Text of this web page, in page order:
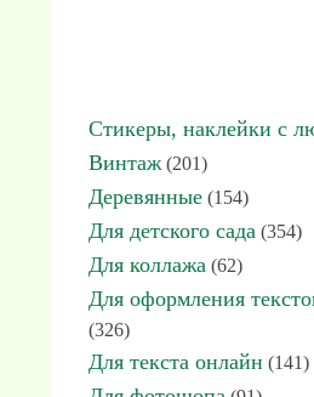
Стикеры, наклейки с
Винтаж (201)
Деревянные (154)
Для детского сада (354)
Для коллажа (62)
Для оформления
(326)
Для текста онлайн (141)